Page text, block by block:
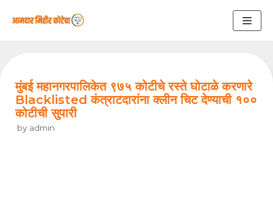
मुंबई महानगरपालिकेत ९७५ कोटीचे रस्ते घोटाळे करणारे
Blacklisted कंत्राटदारांना क्लीन चिट देण्याची १००
कोटीची सुपारी
by admin